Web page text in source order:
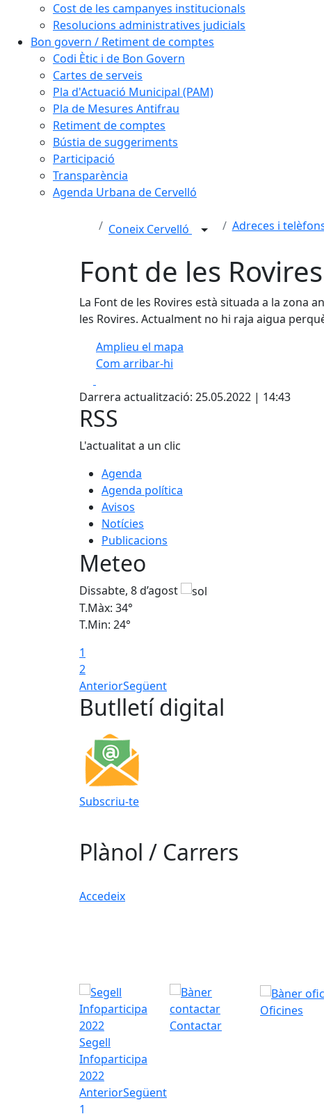
Cost de les campanyes institucionals
Resolucions administratives judicials
Bon govern / Retiment de comptes
Codi Ètic i de Bon Govern
Cartes de serveis
Pla d'Actuació Municipal (PAM)
Pla de Mesures Antifrau
Retiment de comptes
Bústia de suggeriments
Participació
Transparència
Agenda Urbana de Cervelló
Coneix Cervelló Adreces i
Font de les Rovires
La Font de les Rovires està situada a la zona
les Rovires. Actualment no hi raja aigua
Amplieu el mapa
Com arribar-hi
+
−
Darrera actualització: 25.05.2022 | 14:43
RSS
L'actualitat a un clic
Agenda
Agenda política
Avisos
Notícies
Publicacions
Meteo
Dissabte, 8 d’agost
T.Màx: 34°
T.Min: 24°
1
2
AnteriorSegüent
Butlletí digital
Subscriu-te
Plànol / Carrers
Accedeix
Segell
Infoparticipa
2022
Contactar
Oficines
AnteriorSegüent
1